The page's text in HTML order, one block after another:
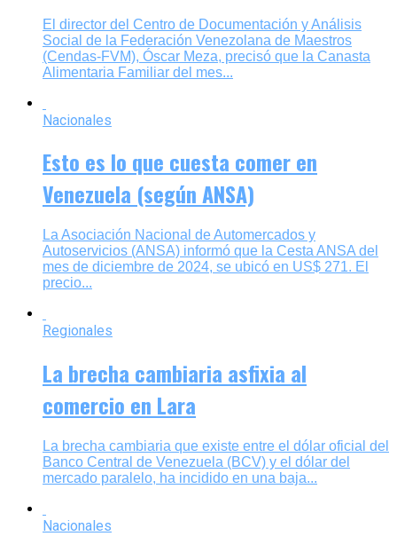
El director del Centro de Documentación y Análisis
Social de la Federación Venezolana de Maestros
(Cendas-FVM), Óscar Meza, precisó que la Canasta
Alimentaria Familiar del mes...
Nacionales
Esto es lo que cuesta comer en
Venezuela (según ANSA)
La Asociación Nacional de Automercados y
Autoservicios (ANSA) informó que la Cesta ANSA del
mes de diciembre de 2024, se ubicó en US$ 271. El
precio...
Regionales
La brecha cambiaria asfixia al
comercio en Lara
La brecha cambiaria que existe entre el dólar oficial del
Banco Central de Venezuela (BCV) y el dólar del
mercado paralelo, ha incidido en una baja...
Nacionales